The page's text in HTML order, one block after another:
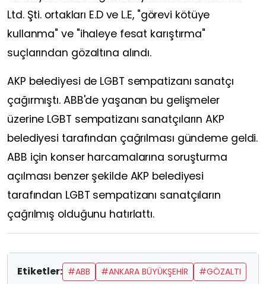
Ltd. Şti. ortakları E.D ve L.E, "görevi kötüye
kullanma" ve "ihaleye fesat karıştırma"
suçlarından gözaltına alındı.
AKP belediyesi de LGBT sempatizanı sanatçı
çağırmıştı. ABB'de yaşanan bu gelişmeler
üzerine LGBT sempatizanı sanatçıların AKP
belediyesi tarafından çağrılması gündeme geldi.
ABB için konser harcamalarına soruşturma
açılması benzer şekilde AKP belediyesi
tarafından LGBT sempatizanı sanatçıların
çağrılmış olduğunu hatırlattı.
Etiketler: #ABB #ANKARA BÜYÜKŞEHIR #GÖZALTI